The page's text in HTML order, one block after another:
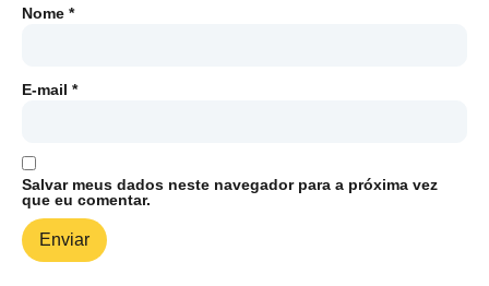
Nome *
E-mail *
Salvar meus dados neste navegador para a próxima vez
que eu comentar.